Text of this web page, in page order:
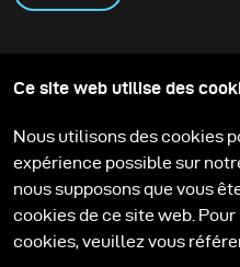
Contactez-nous
Support
Media Center
Ce site web utilise des
Nous utilisons des cookies
expérience possible sur
nous supposons que vous
cookies de ce site web.
cookies, veuillez vous